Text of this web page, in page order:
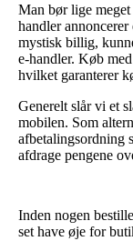
Man bør lige
handler
mystisk billig,
e-handler. Køb
hvilket garanterer
Generelt slår vi et
mobilen. Som
afbetalingsordning
afdrage pengene
Inden nogen
set have øje for